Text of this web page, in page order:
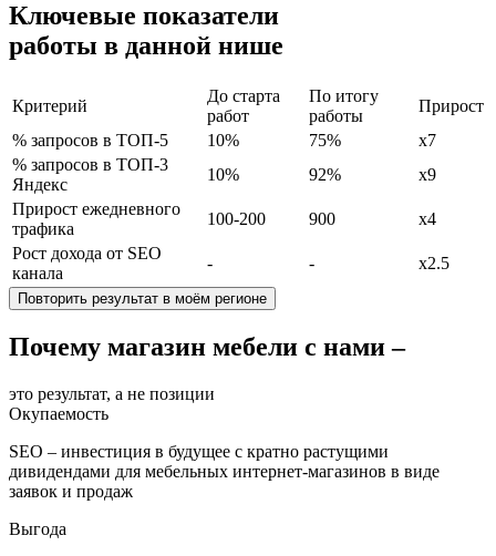
Ключевые показатели
работы в данной нише
Критерий
До старта
работ
По итогу
работы
Прирост
% запросов в ТОП-5
10% 75%
х7
% запросов в ТОП-3
Яндекс
10% 92%
х9
Прирост ежедневного
трафика
100-200 900
х4
Рост дохода от SEO
канала
- - х2.5
Повторить результат в моём регионе
Почему магазин мебели с нами –
это результат, а не позиции
Окупаемость
SEO – инвестиция в будущее с кратно растущими
дивидендами для мебельных интернет-магазинов в виде
заявок и продаж
Выгода